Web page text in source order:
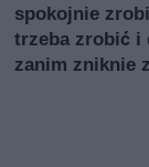
spokojnie
trzeba zrobić i
zanim zniknie